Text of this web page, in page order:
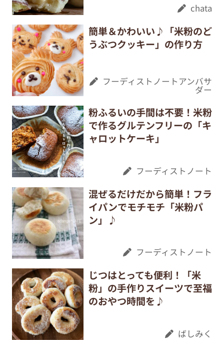
chata
簡単＆かわいい♪「米粉のど
うぶつクッキー」の作り方
フーディストノートアンバサ
ダー
粉ふるいの手間は不要！米粉
で作るグルテンフリーの「キ
ャロットケーキ」
フーディストノート
混ぜるだけだから簡単！フラ
イパンでモチモチ「米粉パ
ン」♪
フーディストノート
じつはとっても便利！「米
粉」の手作りスイーツで至福
のおやつ時間を♪
ばしみく